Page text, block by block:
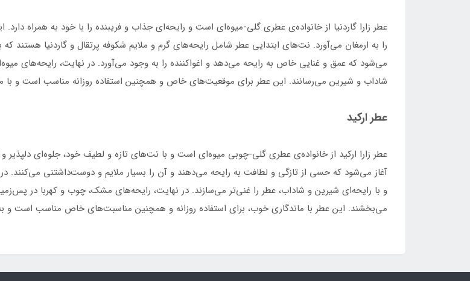
عطر زارا گاردنیا از خانواده‌ی عطری گلی-میوه‌ای است و رایحه‌ای جذاب و فریبنده را با خود به همراه
را به ارمغان می‌آورد. نت‌های ابتدایی عطر شامل رایحه‌های گرم و ملایم شکوفه پرتقال و گاردنیا
می‌شود که عمق و غنایی خاص به رایحه می‌دهد و اغواکننده را به وجود می‌آورد. در نهایت، رایحه‌های
شاداب و شیرین می‌رسانند. این عطر برای موقعیت‌های خاص و همچنین استفاده روزانه مناسب است و با
عطر ارکید
عطر زارا ارکید از خانواده‌ی عطری گلی-چوبی میوه‌ای است و با نت‌های تازه و لطیف خود، جلوه‌ای
آغاز می‌شود که حسی از تازگی و لطافت به رایحه می‌دهند و آن را بسیار ملایم و دوست‌داشتنی
و با رایحه‌ای شیرین و شاداب، عطر را غنی‌تر می‌سازند. در نهایت، رایحه‌های مشک، چوب و کهربا در
می‌بخشند. این عطر با ماندگاری خوب، برای استفاده روزانه و همچنین مناسبت‌های خاص مناسب است و